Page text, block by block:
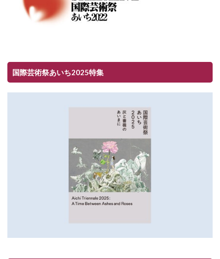
国際芸術祭あいち2025特集